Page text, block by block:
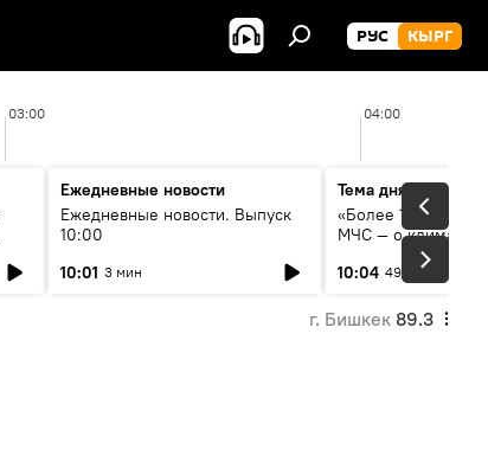
РУС КЫРГ
03:00 04:00
Ежедневные новости
Ежедневные новости. Выпуск
10:00
10:01 3 мин
Тема дня
«Более 1200 сёл в
МЧС — о климате,
системе
населения
10:04 49 мин
г. Бишкек 89.3